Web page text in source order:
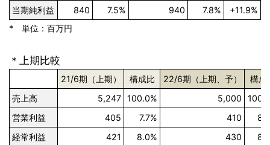
当期純利益
840 7.5% 940 7.8%
+11.9%
* 単位：百万円
＊上期比較
21/6期（上期） 構成比 22/6期（上期、予）
構成
売上高
5,247 100.0% 5,000
営業利益
405 7.7% 410
経常利益
421 8.0% 430